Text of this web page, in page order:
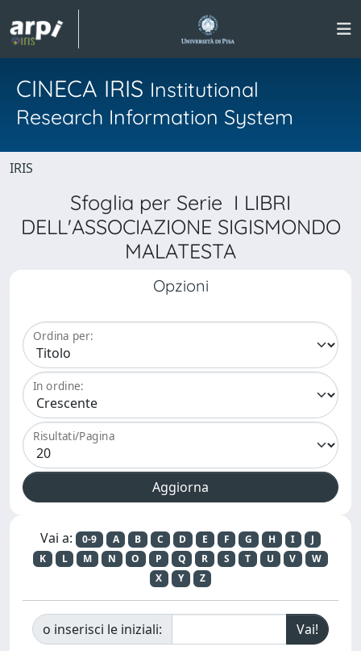
CINECA IRIS Institutional
Research Information System
IRIS
Sfoglia per Serie I LIBRI
DELL'ASSOCIAZIONE SIGISMONDO
MALATESTA
Opzioni
Ordina per:
In ordine:
Risultati/Pagina
Vai a: 0-9 A B C D E F G H I
J
K
L M N O P Q R S T U V
W
X
Y Z
o inserisci le iniziali: